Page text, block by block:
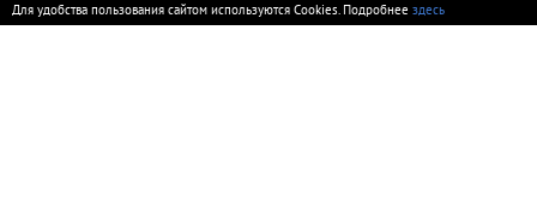
Для удобства пользования сайтом используются Cookies. Подробнее здесь